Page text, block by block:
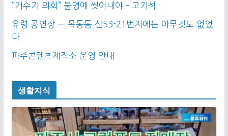
“거수기 의회” 불명예 씻어내야 – 고기석
유령 공연장 — 목동동 산53-21번지에는 아무것도 없었
다
파주콘텐츠제작소 운영 안내
생활지식